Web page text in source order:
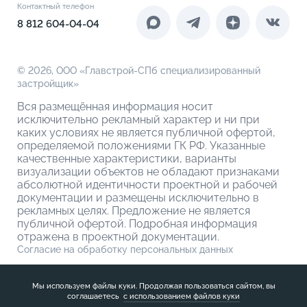
Новоселам
Контакты
О компании
Контактный телефон
8 812 604-04-04
© 2026, ООО «Главстрой-СПб специализированный
застройщик»
Вся размещённая информация носит
исключительно рекламный характер и ни при
каких условиях не является публичной офертой,
определяемой положениями ГК РФ. Указанные
качественные характеристики, варианты
визуализации объектов не обладают признаками
абсолютной идентичности проектной и рабочей
документации и размещены исключительно в
рекламных целях. Предложение не является
публичной офертой. Подробная информация
отражена в проектной документации.
Согласие на обработку персональных данных
Мы используем файлы куки. Продолжая пользоваться сайтом, вы
соглашаетесь с использованием файлов куки